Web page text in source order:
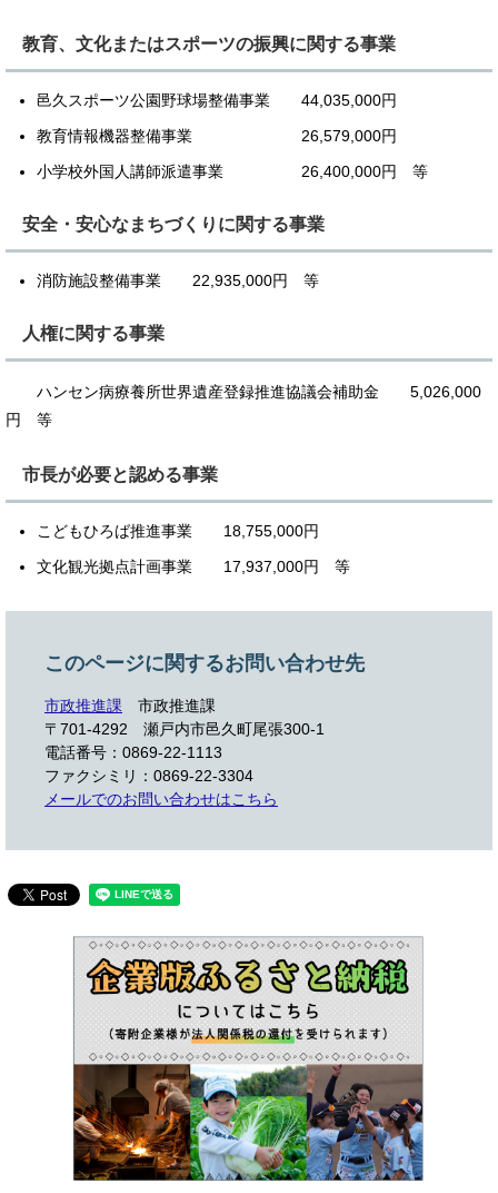
教育、文化またはスポーツの振興に関する事業
邑久スポーツ公園野球場整備事業 44,035,000円
教育情報機器整備事業 26,579,000円
小学校外国人講師派遣事業 26,400,000円 等
安全・安心なまちづくりに関する事業
消防施設整備事業 22,935,000円 等
人権に関する事業
ハンセン病療養所世界遺産登録推進協議会補助金 5,026,000
円 等
市長が必要と認める事業
こどもひろば推進事業 18,755,000円
文化観光拠点計画事業 17,937,000円 等
このページに関するお問い合わせ先
市政推進課
市政推進課
〒701-4292
瀬戸内市邑久町尾張300-1
電話番号：0869-22-1113
ファクシミリ：0869-22-3304
メールでのお問い合わせはこちら